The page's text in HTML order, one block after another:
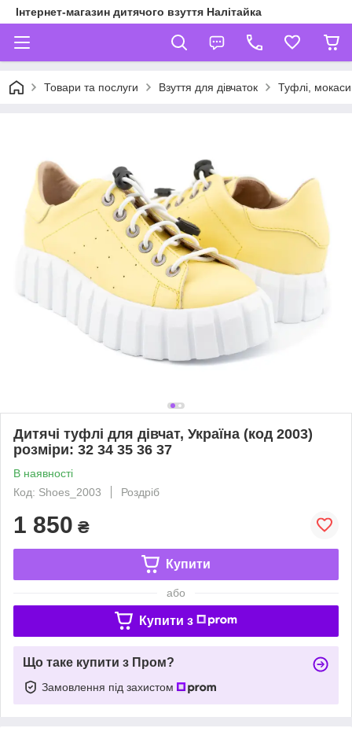
Інтернет-магазин дитячого взуття Налітайка
Товари та послуги Взуття для дівчаток Туфлі,
Дитячі туфлі для дівчат, Україна (код 2003)
розміри: 32 34 35 36 37
В наявності
Код: Shoes_2003
Роздріб
1 850 ₴
Купити
або
Купити з
Що таке купити з Пром?
Замовлення під захистом